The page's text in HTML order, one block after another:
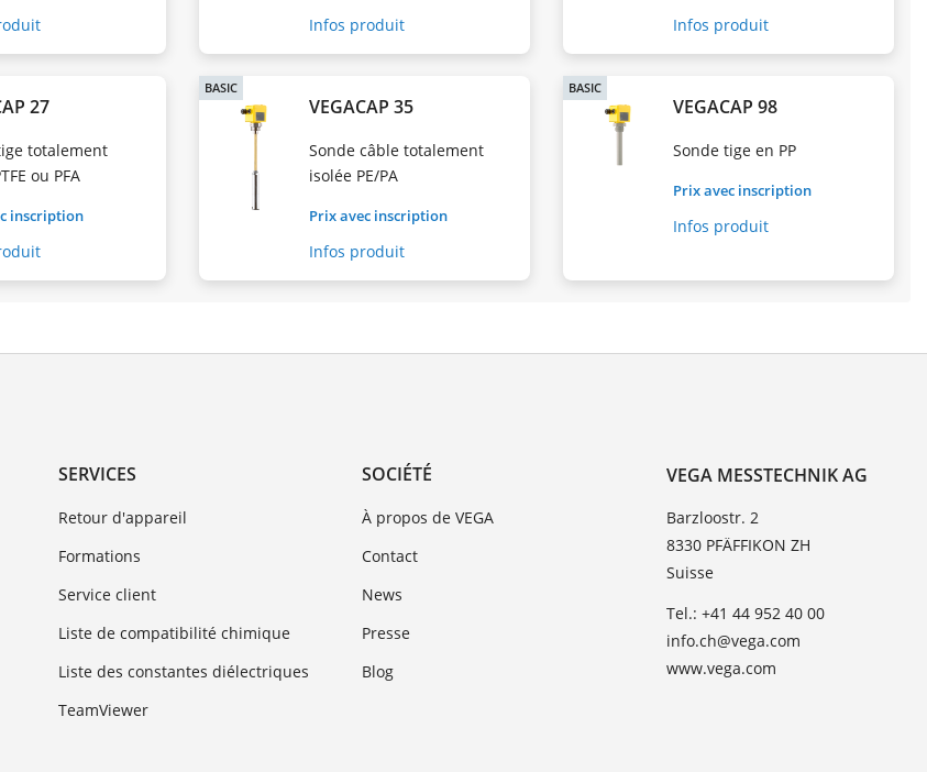
Infos produit Infos produit
27
totalement
ou PFA
inscription
BASIC
VEGACAP 35
Sonde câble totalement
isolée PE/PA
Prix avec inscription
Infos produit
BASIC
VEGACAP 98
Sonde tige en PP
Prix avec inscription
Infos produit
SERVICES
Retour d'appareil
Formations
Service client
Liste de compatibilité chimique
Liste des constantes diélectriques
TeamViewer
SOCIÉTÉ
À propos de VEGA
Contact
News
Presse
Blog
VEGA MESSTECHNIK AG
Barzloostr. 2
8330 PFÄFFIKON ZH
Suisse
Tel.: +41 44 952 40 00
info.ch@vega.com
www.vega.com